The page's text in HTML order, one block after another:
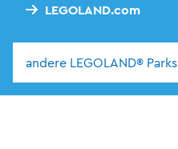
LEGOLAND.com
andere LEGOLAND® Parks